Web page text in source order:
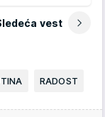
vest
RADOST